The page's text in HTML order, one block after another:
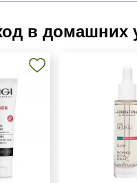
в домашних